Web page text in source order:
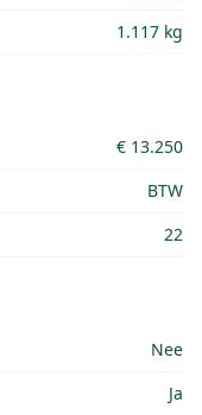
1.117 kg
€ 13.250
BTW
22
Nee
Ja